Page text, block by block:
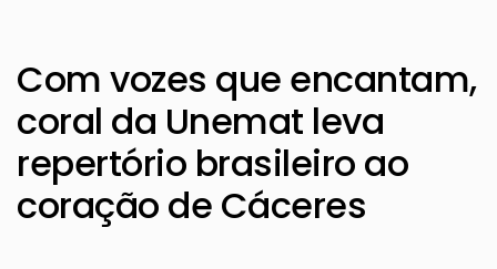
Com vozes que encantam,
coral da Unemat leva
repertório brasileiro ao
coração de Cáceres